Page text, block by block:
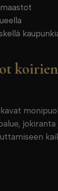
koirien